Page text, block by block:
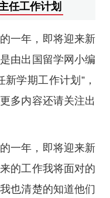
任工作计划
一年，即将迎来新
由出国留学网小编
学期工作计划”，
多内容还请关注出
一年，即将迎来新
的工作我将面对的
也清楚的知道他们